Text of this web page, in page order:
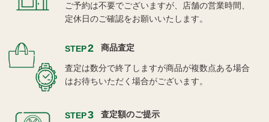
ご予約は不要でございますが、店舗の営業時間、
定休日のご確認をお願いいたします。
STEP2 商品査定
査定は数分で終了しますが商品が複数点ある場合
はお待ちいただく場合がございます。
STEP3 査定額のご提示